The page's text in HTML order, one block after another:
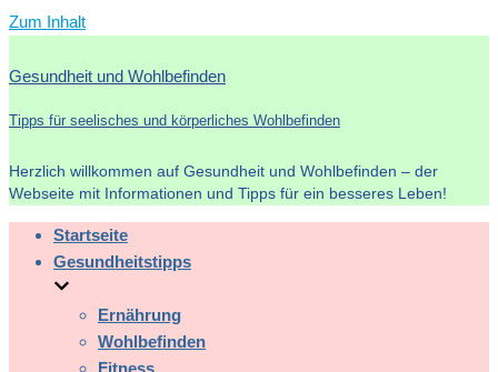
Zum Inhalt
Gesundheit und Wohlbefinden
Tipps für seelisches und körperliches Wohlbefinden
Herzlich willkommen auf Gesundheit und Wohlbefinden – der
Webseite mit Informationen und Tipps für ein besseres Leben!
Startseite
Gesundheitstipps
Ernährung
Wohlbefinden
Fitness